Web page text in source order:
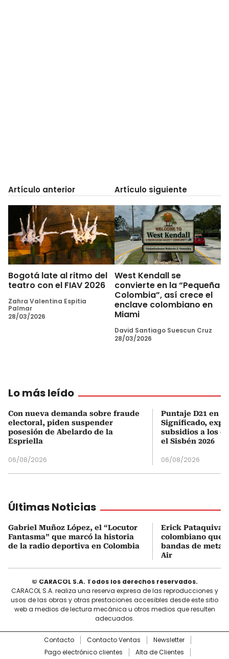
Artículo anterior
Bogotá late al ritmo del
teatro con el FIAV 2026
Zahra Valentina Espitia
Palmar
28/03/2026
Artículo siguiente
West Kendall se
convierte en la “Pequeña
Colombia”, así crece el
enclave colombiano en
Miami
David Santiago Suescun Cruz
28/03/2026
Lo más leído
Con nueva demanda sobre fraude
electoral, piden suspender
posesión de Abelardo de la
Espriella
06/08/2026
Puntaje D21 en
Significado,
subsidios a los
el Sisbén 2026
06/08/2026
Últimas Noticias
Gabriel Muñoz López, el “Locutor
Fantasma” que marcó la historia
de la radio deportiva en Colombia
Erick Pataquiva,
colombiano que
bandas de metal
Air
© CARACOL S.A. Todos los derechos reservados.
CARACOL S.A. realiza una reserva expresa de las reproducciones y
usos de las obras y otras prestaciones accesibles desde este sitio
web a medios de lectura mecánica u otros medios que resulten
adecuados.
Contacto Contacto Ventas
Newsletter
Pago electrónico clientes
Alta de Clientes